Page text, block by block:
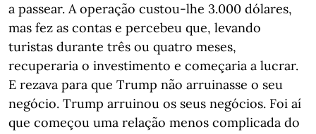
a passear. A operação custou-lhe 3.000 dólares,
mas fez as contas e percebeu que, levando
turistas durante três ou quatro meses,
recuperaria o investimento e começaria a lucrar.
E rezava para que Trump não arruinasse o seu
negócio. Trump arruinou os seus negócios. Foi aí
que começou uma relação menos complicada do